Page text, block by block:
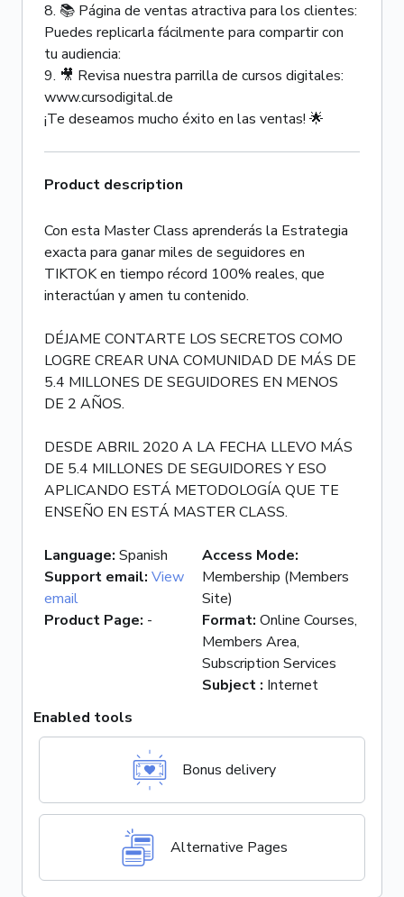
8. 📚 Página de ventas atractiva para los clientes:
Puedes replicarla fácilmente para compartir con
tu audiencia:
9. 🎥 Revisa nuestra parrilla de cursos digitales:
www.cursodigital.de
¡Te deseamos mucho éxito en las ventas! 🌟
Product description
Con esta Master Class aprenderás la Estrategia
exacta para ganar miles de seguidores en
TIKTOK en tiempo récord 100% reales, que
interactúan y amen tu contenido.
DÉJAME CONTARTE LOS SECRETOS COMO
LOGRE CREAR UNA COMUNIDAD DE MÁS DE
5.4 MILLONES DE SEGUIDORES EN MENOS
DE 2 AÑOS.
DESDE ABRIL 2020 A LA FECHA LLEVO MÁS
DE 5.4 MILLONES DE SEGUIDORES Y ESO
APLICANDO ESTÁ METODOLOGÍA QUE TE
ENSEÑO EN ESTÁ MASTER CLASS.
Language: Spanish
Support email: View
email
Product Page: -
Access Mode:
Membership (Members
Site)
Format: Online Courses,
Members Area,
Subscription Services
Subject : Internet
Enabled tools
Bonus delivery
Alternative Pages